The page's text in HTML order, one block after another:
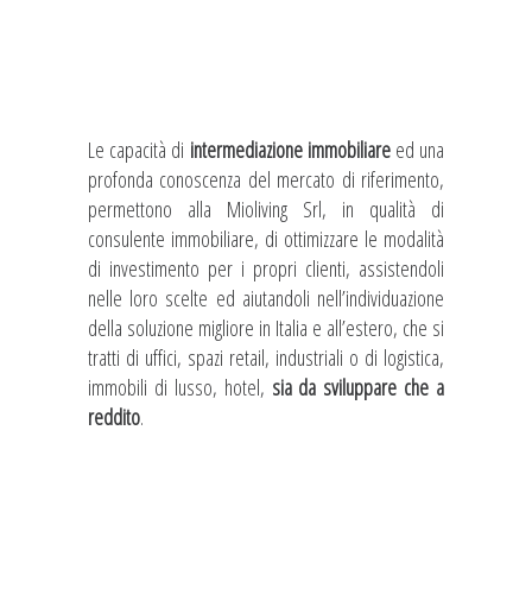
Le capacità di intermediazione immobiliareed una
profonda conoscenza del mercato di riferimento,
permettono alla Mioliving Srl, in qualità di
consulente immobiliare, di ottimizzare le modalità
di investimento per i propri clienti, assistendoli
nelle loro scelte ed aiutandoli nell’individuazione
della soluzione migliore in Italia e all’estero, che si
tratti di uffici, spazi retail, industriali o di logistica,
immobili di lusso, hotel, sia da sviluppare che a
reddito.